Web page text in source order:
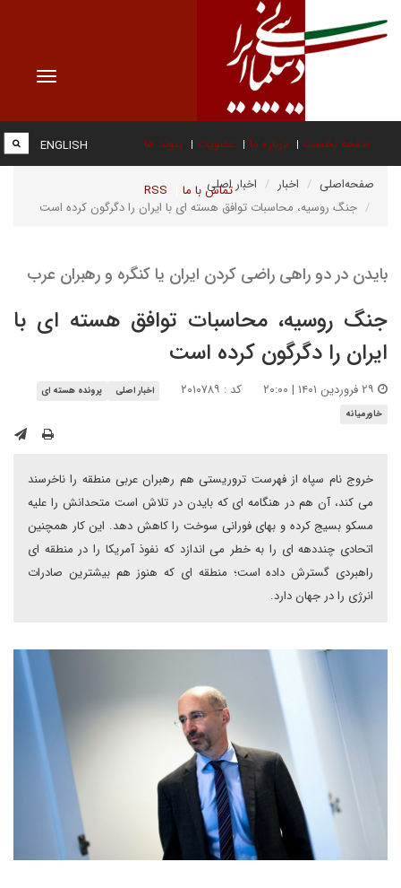
Toggle
صفحه نخست درباره ما عضویت پیوند ها
تماس با ما RSS
ENGLISH
صفحه‌اصلی اخبار
اخبار اصلی
جنگ روسیه، محاسبات توافق هسته ای با ایران را دگرگون کرده است
بایدن در دو راهی راضی کردن ایران یا کنگره و رهبران عرب
جنگ روسیه، محاسبات توافق هسته ای با
ایران را دگرگون کرده است
کد : ۲۰۱۰۷۸۹ اخبار اصلی
پرونده هسته ای
خاورمیانه
خروج نام سپاه از فهرست تروریستی هم رهبران عربی منطقه را ناخرسند
می کند، آن هم در هنگامه ای که بایدن در تلاش است متحدانش را علیه
مسکو بسیج کرده و بهای فورانی سوخت را کاهش دهد. این کار همچنین
اتحادی چنددهه ای را به خطر می اندازد که نفوذ آمریکا را در منطقه ای
راهبردی گسترش داده است؛ منطقه ای که هنوز هم بیشترین صادرات
انرژی را در جهان دارد.